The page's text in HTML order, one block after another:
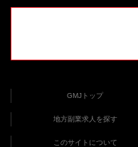
GMJトップ
地方副業求人を探す
このサイトについて